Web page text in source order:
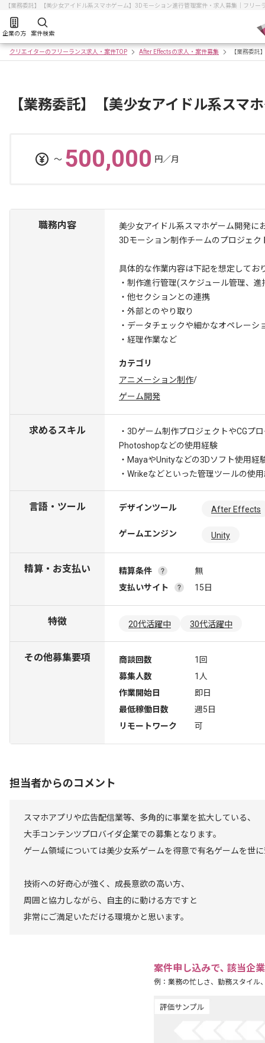
【業務委託】【美少女アイドル系スマホゲーム】3Dモーション進行管理案件・求人募集｜フリ
企業の方 案件検索
クリエイターのフリーランス求人・案件TOP After Effectsの求人・案件募集 【業務委託
【業務委託】【美少女アイドル系スマ
〜 500,000 円／月
職務内容
美少女アイドル系スマホゲーム開発に
3Dモーション制作チームのプロジェ
具体的な作業内容は下記を想定してお
・制作進行管理(スケジュール管理、進
・他セクションとの連携
・外部とのやり取り
・データチェックや細かなオペレーシ
・経理作業など
カテゴリ
アニメーション制作/
ゲーム開発
求めるスキル
・3Dゲーム制作プロジェクトやCGプ
Photoshopなどの使用経験
・MayaやUnityなどの3Dソフト使用経
・Wrikeなどといった管理ツールの使
言語・ツール デザインツール After Effects
ゲームエンジン Unity
精算・お支払い 精算条件
無
支払いサイト
15日
特徴 20代活躍中 30代活躍中
その他募集要項 商談回数
1回
募集人数
1人
作業開始日
即日
最低稼働日数
週5日
リモートワーク
可
担当者からのコメント
スマホアプリや広告配信業等、多角的に事業を拡大している、
大手コンテンツプロバイダ企業での募集となります。
ゲーム領域については美少女系ゲームを得意で有名ゲームを世
技術への好奇心が強く、成長意欲の高い方、
周囲と協力しながら、自主的に動ける方ですと
非常にご満足いただける環境かと思います。
案件申し込みで､ 該当企
例：業務の忙しさ、勤務スタイル